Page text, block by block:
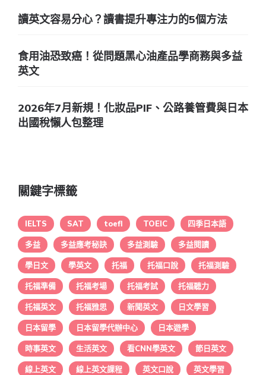
讀英文容易分心？讀書提升專注力的5個方法
食用油恐致癌！從問題黑心油產品學商務與多益
英文
2026年7月新規！化妝品PIF、公路養管費與日本
出國稅懶人包整理
關鍵字標籤
IELTS SAT toefl TOEIC 四季日本語
多益 多益應考秘訣 多益測驗 多益閱讀
學日文 學英文 托福 托福口說 托福測驗
托福準備 托福考場 托福考試 托福聽力
托福英文 托福雅思 新聞英文 日文學習
日本留學 日本留學代辦中心 日本遊學
時事英文 生活英文 看CNN學英文 節日英文
線上英文 線上英文課程 英文口說 英文學習